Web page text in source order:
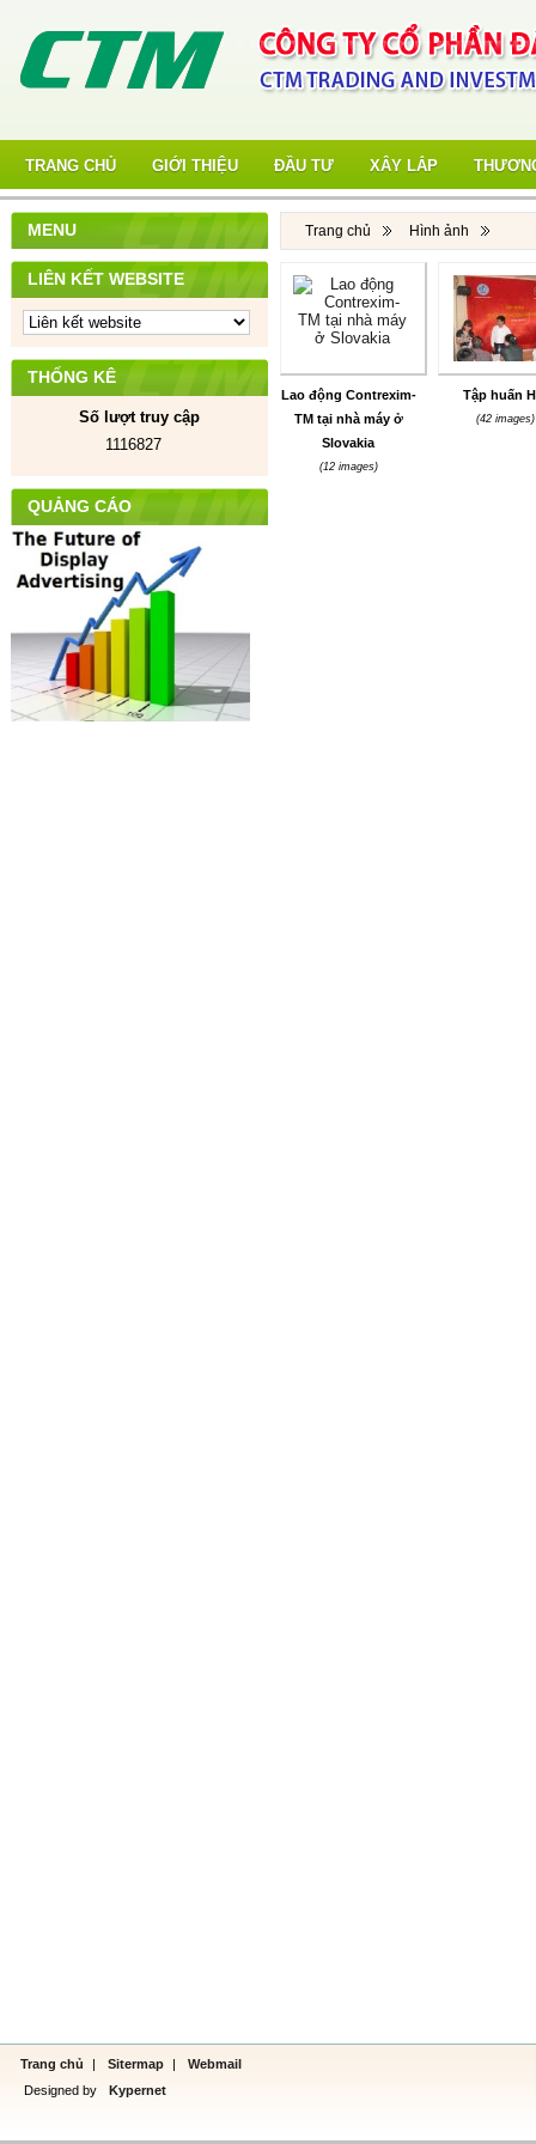
TRANG CHỦ GIỚI THIỆU ĐẦU TƯ XÂY LẮP
MENU
LIÊN KẾT WEBSITE
THỐNG KÊ
Số lượt truy cập
1116827
QUẢNG CÁO
Trang chủ Hình ảnh
Lao động Contrexim-
TM tại nhà máy ở
Slovakia
(12 images)
Tập huấn
(42 images)
Trang chủ | Sitermap |
Webmail
Designed by
Kypernet